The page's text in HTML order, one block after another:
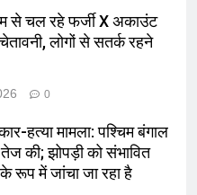
से चल रहे फर्जी X अकाउंट
लोगों से सतर्क रहने
0
हत्या मामला: पश्चिम बंगाल
की; झोपड़ी को संभावित
रूप में जांचा जा रहा है